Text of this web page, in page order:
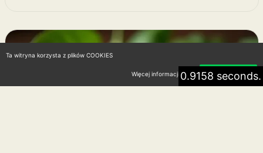
0.9158 seconds.
Ta witryna korzysta z plików COOKIES
Więcej informacji Akceptuję